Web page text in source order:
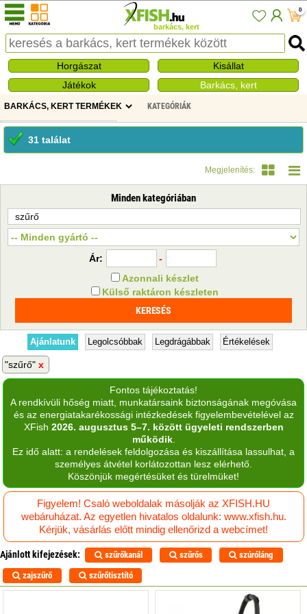
barkács, kert
0
Horgászat
Kisállat
Játékok
Barkács, kert
KATEGÓRIÁK
31 találat
Megjelenítés:
Minden kategóriában
Ár:
-
Azonnali készlet
Külső raktáron készleten
Ajánlatunk Legolcsóbbak Legdrágábbak Értékelések
"szűrő"
Fontos tájékoztatás!
A rendkívüli hőség miatt, munkatársaink biztonságának megóvása
és az energiatakarékossági intézkedések figyelembevételével az
XFish 2026. augusztus 5–7. között ügyeleti rendszerben
működik.
Ez idő alatt: a rendelések feldolgozása és kiszállítása lassulhat, a
személyes átvétel korlátozottan lesz elérhető.
Köszönjük megértésüket és türelmüket!
Figyelem! Csaló weboldalak másolják az XFISH.HU
webáruházat. Az egyetlen hivatalos oldalunk: www.xfish.hu.
Kérjük, vásárlás előtt mindig ellenőrizd a webcímet!
Ajánlott kifejezések: szűrőkanál szűrős
szúróláng
zajszűrő
szűrőtisztító